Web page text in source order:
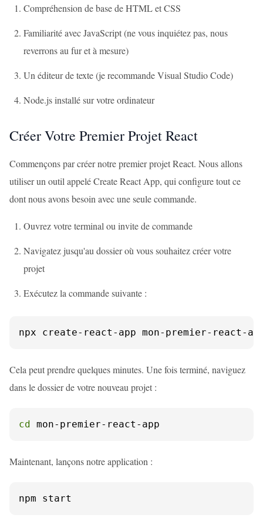
Compréhension de base de HTML et CSS
Familiarité avec JavaScript (ne vous inquiétez pas, nous
reverrons au fur et à mesure)
Un éditeur de texte (je recommande Visual Studio Code)
Node.js installé sur votre ordinateur
Créer Votre Premier Projet React
Commençons par créer notre premier projet React. Nous allons
utiliser un outil appelé Create React App, qui configure tout ce
dont nous avons besoin avec une seule commande.
Ouvrez votre terminal ou invite de commande
Navigatez jusqu'au dossier où vous souhaitez créer votre
projet
Exécutez la commande suivante :
npx create-react-app mon-premier-react-
Cela peut prendre quelques minutes. Une fois terminé, naviguez
dans le dossier de votre nouveau projet :
cd mon-premier-react-app
Maintenant, lançons notre application :
npm start